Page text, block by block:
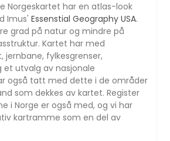
Norgeskartet har en atlas-look
Imus'Essenstial Geography USA.
grad på natur og mindre på
Kartet har med
fylkesgrenser,
et utvalg av nasjonale
også tatt med dette i de områder
som dekkes av kartet. Register
i Norge er også med, og vi har
kartramme som en del av